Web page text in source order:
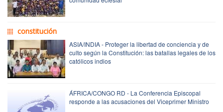
constitución
ASIA/INDIA - Proteger la libertad de conciencia y de
culto según la Constitución: las batallas legales de los
católicos indios
ÁFRICA/CONGO RD - La Conferencia Episcopal
responde a las acusaciones del Viceprimer Ministro